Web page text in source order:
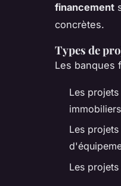
financement
concrètes.
Types de
Les banques
Les
Les
Les